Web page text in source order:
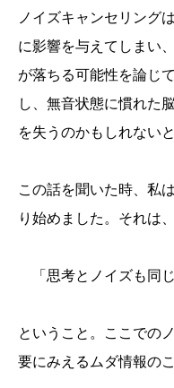
ノイズキャンセリング
に影響を与えてしまい
が落ちる可能性を論じ
し、無音状態に慣れた
を失うのかもしれない
この話を聞いた時、私
り始めました。それは、
「思考とノイズも同じ
ということ。ここでの
要にみえるムダ情報のこ